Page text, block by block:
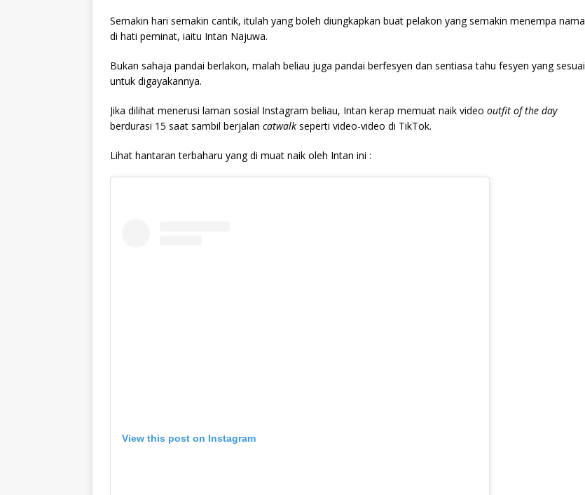
Semakin hari semakin cantik, itulah yang boleh diungkapkan buat pelakon yang semakin menempa nama
di hati peminat, iaitu Intan Najuwa.
Bukan sahaja pandai berlakon, malah beliau juga pandai berfesyen dan sentiasa tahu fesyen yang sesuai
untuk digayakannya.
Jika dilihat menerusi laman sosial Instagram beliau, Intan kerap memuat naik video outfit of the day
berdurasi 15 saat sambil berjalan catwalk seperti video-video di TikTok.
Lihat hantaran terbaharu yang di muat naik oleh Intan ini :
View this post on Instagram